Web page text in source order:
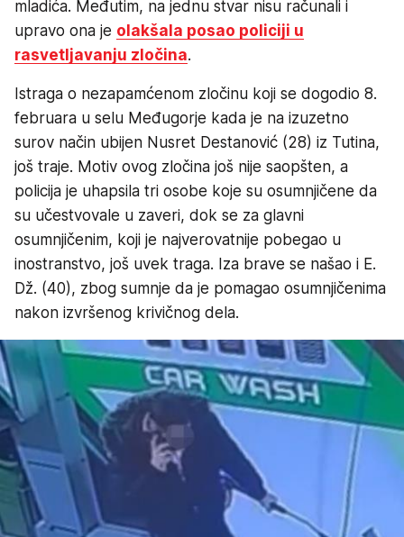
mladića. Međutim, na jednu stvar nisu računali i
upravo ona je olakšala posao policiji u
rasvetljavanju zločina.
Istraga o nezapamćenom zločinu koji se dogodio 8.
februara u selu Međugorje kada je na izuzetno
surov način ubijen Nusret Destanović (28) iz Tutina,
još traje. Motiv ovog zločina još nije saopšten, a
policija je uhapsila tri osobe koje su osumnjičene da
su učestvovale u zaveri, dok se za glavni
osumnjičenim, koji je najverovatnije pobegao u
inostranstvo, još uvek traga. Iza brave se našao i E.
Dž. (40), zbog sumnje da je pomagao osumnjičenima
nakon izvršenog krivičnog dela.